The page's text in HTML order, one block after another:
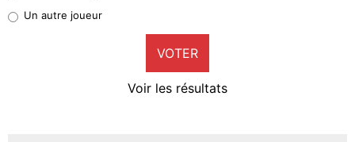
9%
Un autre joueur
VOTER
Voir les résultats